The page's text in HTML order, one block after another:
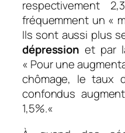
respectivement
fréquemment un «
Ils sont aussi plus
dépression et par
« Pour une
chômage, le taux
confondus
1,5%.«